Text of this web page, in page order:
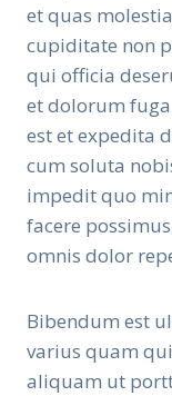
et quas
cupiditate non
qui officia
et dolorum
est et expedita
cum soluta
impedit quo
facere
omnis dolor
Bibendum est
varius quam
aliquam ut